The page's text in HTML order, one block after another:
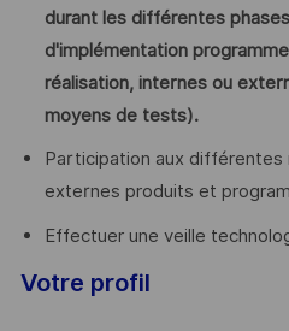
durant les différentes
d'implémentation
réalisation, internes ou
moyens de tests).
Participation aux différentes
externes produits et
Effectuer une veille
Votre profil